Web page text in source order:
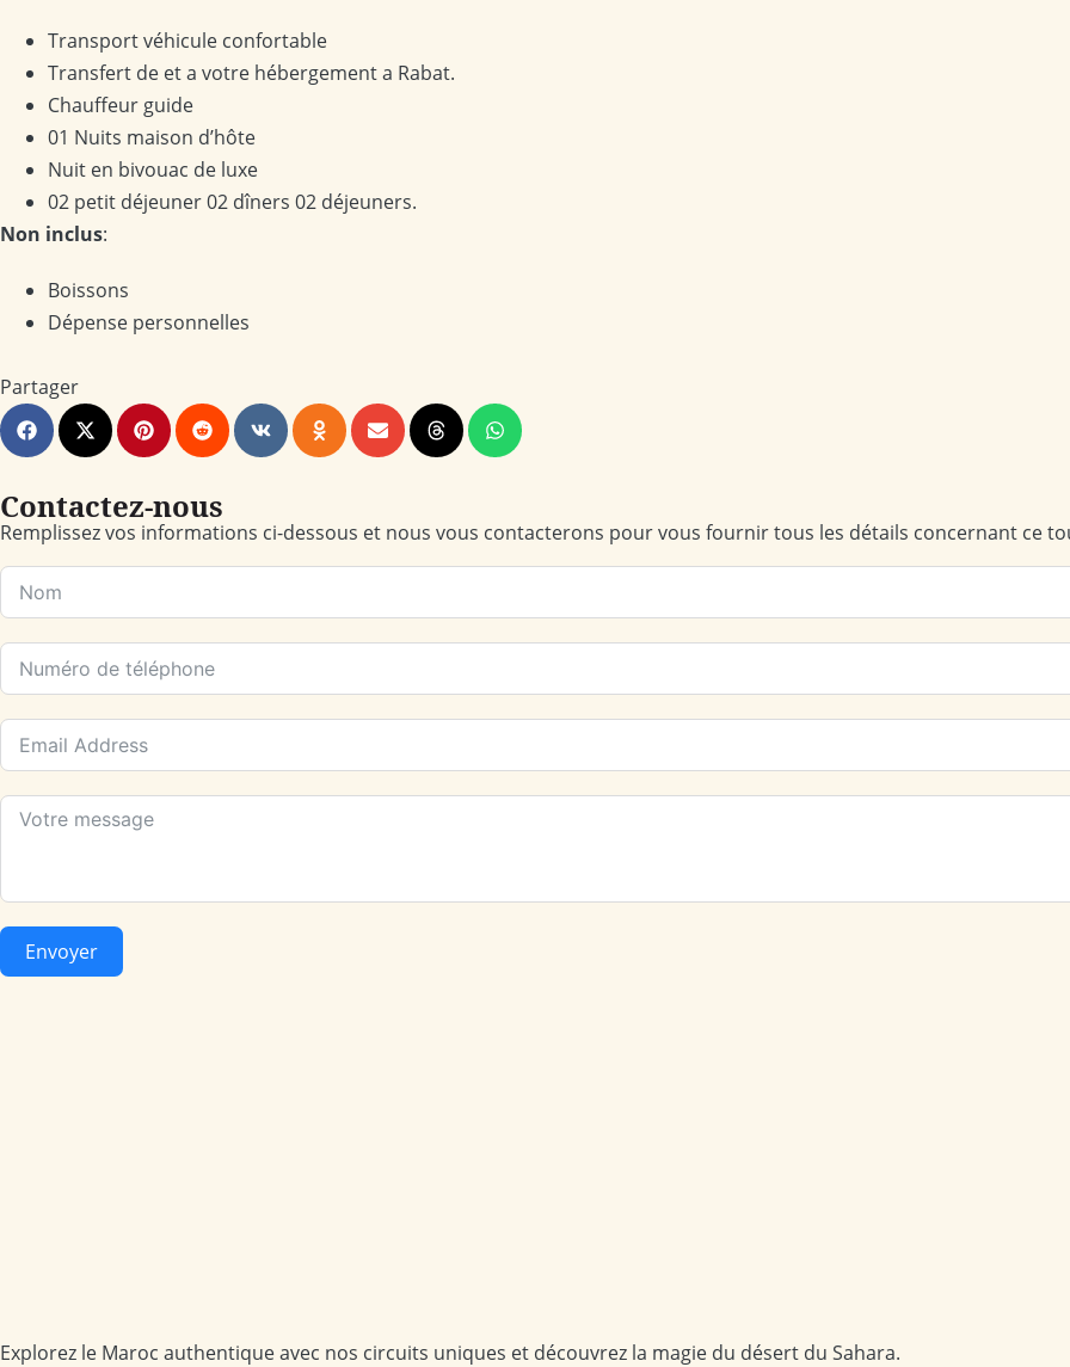
Transport véhicule confortable
Transfert de et a votre hébergement a Rabat.
Chauffeur guide
01 Nuits maison d’hôte
Nuit en bivouac de luxe
02 petit déjeuner 02 dîners 02 déjeuners.
Non inclus:
Boissons
Dépense personnelles
Partager
Contactez-nous
Remplissez vos informations ci-dessous et nous vous contacterons pour vous fournir tous les détails concernant ce
Envoyer
Explorez le Maroc authentique avec nos circuits uniques et découvrez la magie du désert du Sahara.